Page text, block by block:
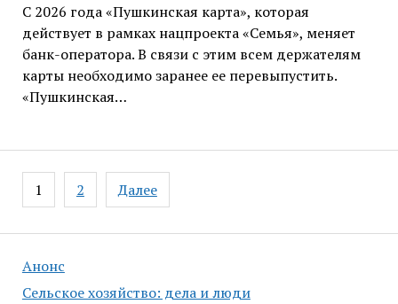
Анонс
Сельское хозяйство: дела и люди
С 2026 года «Пушкинская карта», которая
действует в рамках нацпроекта «Семья», меняет
банк-оператора. В связи с этим всем держателям
карты необходимо заранее ее перевыпустить.
«Пушкинская…
Навигация
по
1 2 Далее